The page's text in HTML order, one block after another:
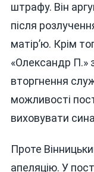
штрафу. Він
після
матір’ю. Крім
«Олександр П.»
вторгнення
можливості
виховувати
Проте
апеляцію. У